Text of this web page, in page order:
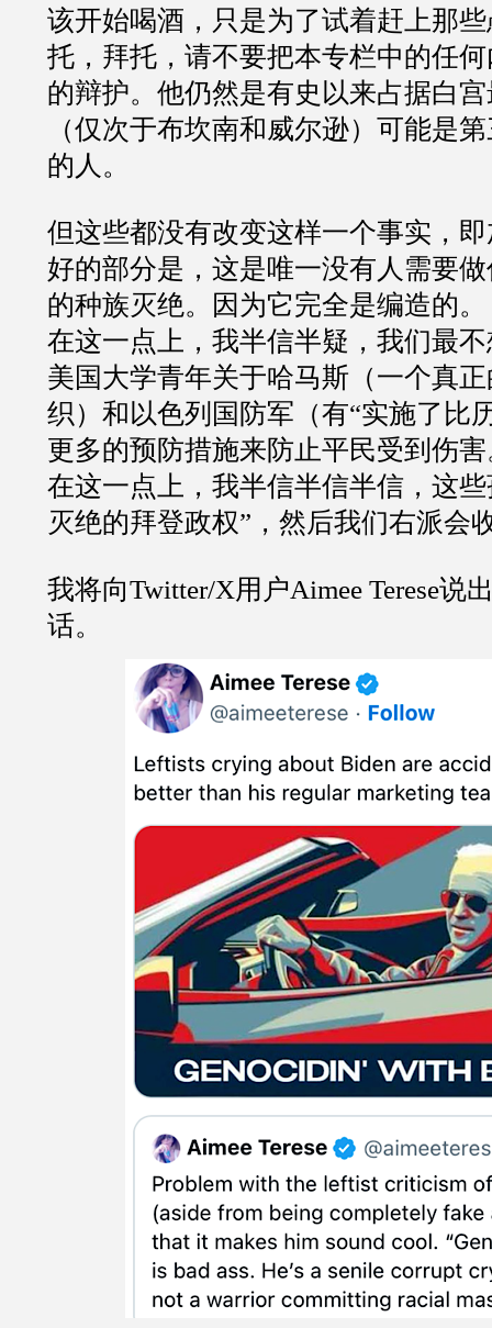
该开始喝酒，只是为了试着赶上那
托，拜托，请不要把本专栏中的任
的辩护。他仍然是有史以来占据白
（仅次于布坎南和威尔逊）可能是
的人。
但这些都没有改变这样一个事实，
好的部分是，这是唯一没有人需要
的种族灭绝。因为它完全是编造的。
在这一点上，我半信半疑，我们最
美国大学青年关于哈马斯（一个真
织）和以色列国防军（有“实施了比
更多的预防措施来防止平民受到伤害
在这一点上，我半信半信半信，这
灭绝的拜登政权”，然后我们右派会
我将向Twitter/X用户Aimee Terese说
话。